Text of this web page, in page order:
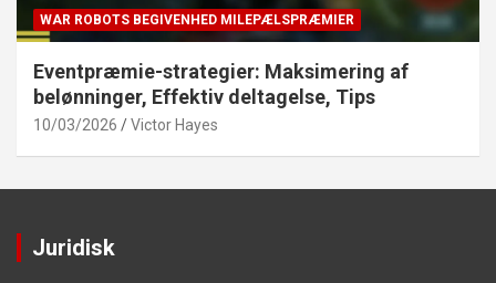
WAR ROBOTS BEGIVENHED MILEPÆLSPRÆMIER
Eventpræmie-strategier: Maksimering af
belønninger, Effektiv deltagelse, Tips
10/03/2026 Victor Hayes
Juridisk